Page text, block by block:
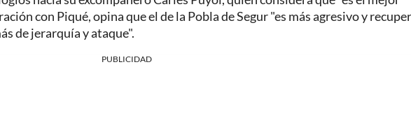
con Piqué, opina que el de la Pobla de Segur "es más agresivo y
de jerarquía y ataque".
PUBLICIDAD